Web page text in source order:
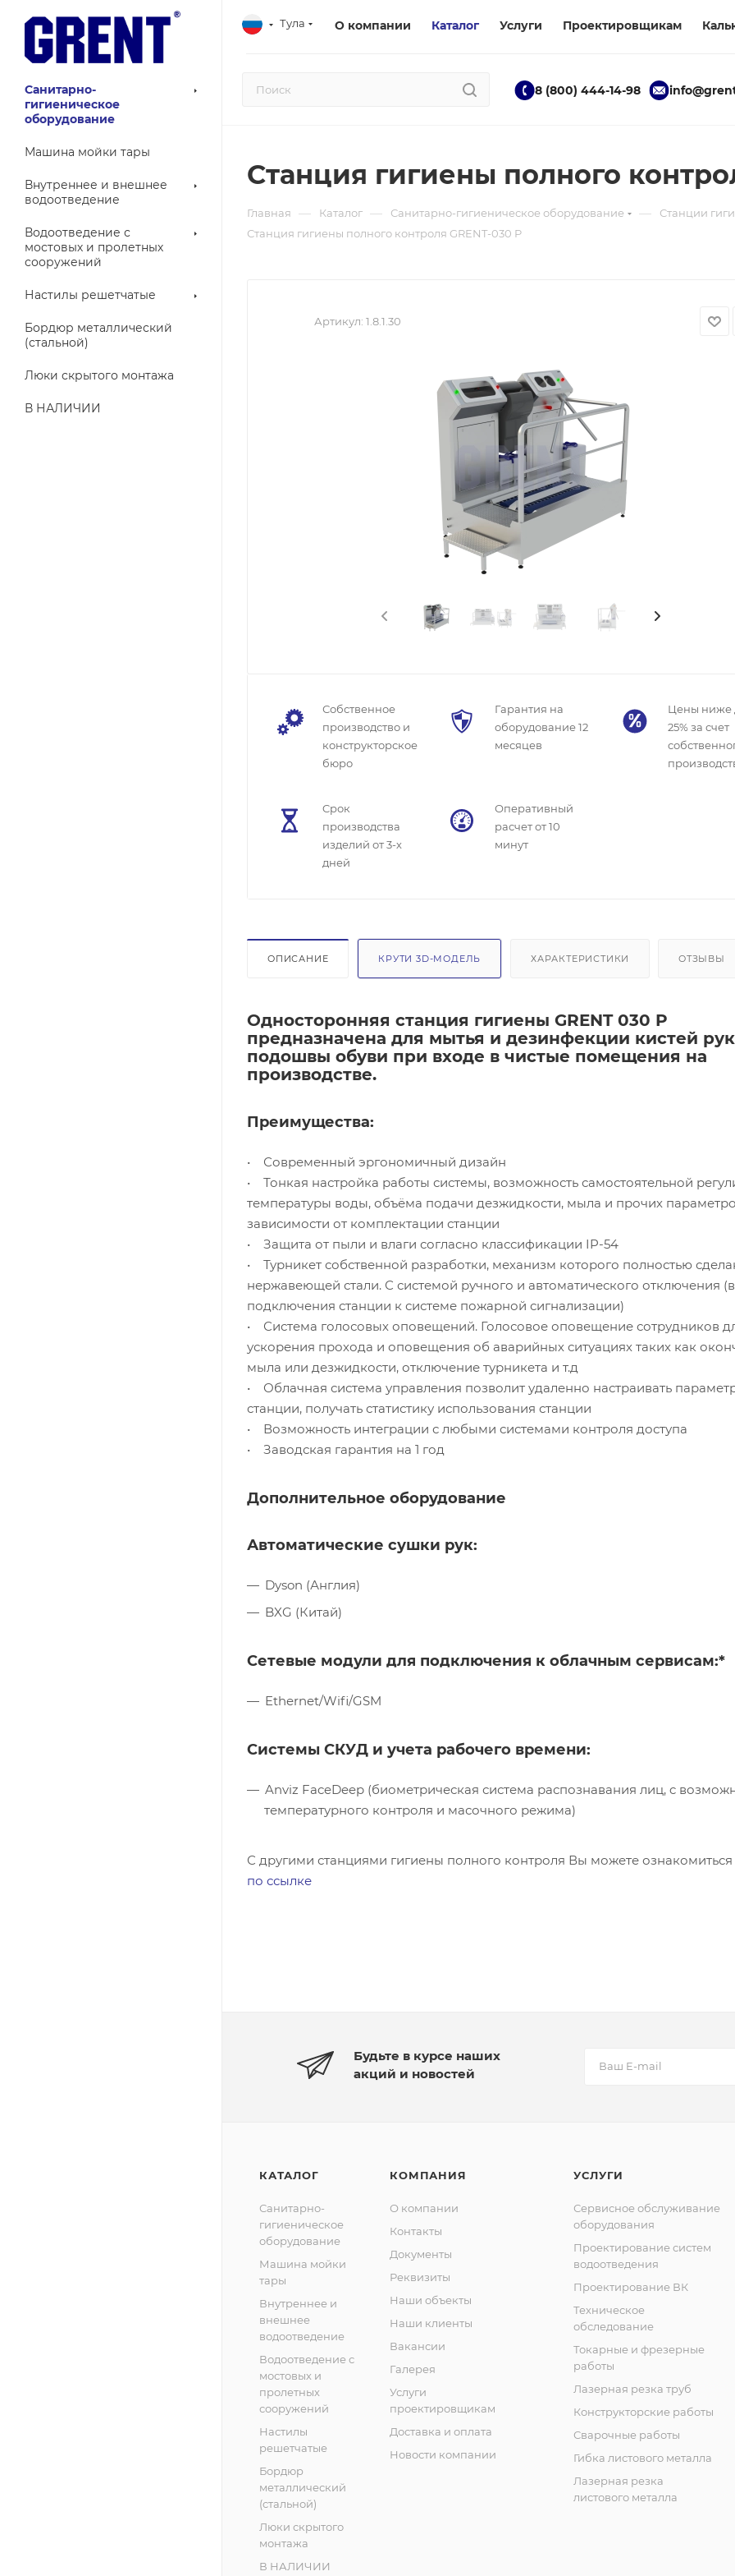
Тула О компании Каталог Услуги Проектировщикам
8 (800) 444-14-98
Санитарно-
гигиеническое
оборудование
Машина мойки тары
Внутреннее и внешнее
водоотведение
Водоотведение с
мостовых и пролетных
сооружений
Настилы решетчатые
Бордюр металлический
(стальной)
Люки скрытого монтажа
В НАЛИЧИИ
Станция гигиены полного
Главная — Каталог — Санитарно-гигиеническое оборудование — Станции
Станция гигиены полного контроля GRENT-030 P
Артикул: 1.8.1.30
Собственное
производство и
конструкторское
бюро
Гарантия на
оборудование 12
месяцев
Цены ниже
25% за счет
Cрок
производства
изделий от 3-х
дней
Оперативный
расчет от 10
минут
ОПИСАНИЕ КРУТИ 3D-МОДЕЛЬ ХАРАКТЕРИСТИКИ ОТЗЫВЫ
Односторонняя станция гигиены GRENT 030 P
предназначена для мытья и дезинфекции кистей
подошвы обуви при входе в чистые помещения на
производстве.
Преимущества:
• Современный эргономичный дизайн
• Тонкая настройка работы системы, возможность самостоятельной
температуры воды, объёма подачи дезжидкости, мыла и прочих
зависимости от комплектации станции
• Защита от пыли и влаги согласно классификации IP-54
• Турникет собственной разработки, механизм которого полностью
нержавеющей стали. С системой ручного и автоматического отключения
подключения станции к системе пожарной сигнализации)
• Система голосовых оповещений. Голосовое оповещение сотрудников
ускорения прохода и оповещения об аварийных ситуациях таких как
мыла или дезжидкости, отключение турникета и т.д
• Облачная система управления позволит удаленно настраивать
станции, получать статистику использования станции
• Возможность интеграции с любыми системами контроля доступа
• Заводская гарантия на 1 год
Дополнительное оборудование
Автоматические сушки рук:
Dyson (Англия)
BXG (Китай)
Сетевые модули для подключения к облачным сервисам:*
Ethernet/Wifi/GSM
Системы СКУД и учета рабочего времени:
Anviz FaceDeep (биометрическая система распознавания лиц, c
температурного контроля и масочного режима)
С другими станциями гигиены полного контроля Вы можете
по ссылке
Будьте в курсе наших
акций и новостей
КАТАЛОГ
Санитарно-
гигиеническое
оборудование
Машина мойки
тары
Внутреннее и
внешнее
водоотведение
Водоотведение с
мостовых и
пролетных
сооружений
Настилы
решетчатые
Бордюр
металлический
(стальной)
Люки скрытого
монтажа
В НАЛИЧИИ
КОМПАНИЯ
О компании
Контакты
Документы
Реквизиты
Наши объекты
Наши клиенты
Вакансии
Галерея
Услуги
проектировщикам
Доставка и оплата
Новости компании
УСЛУГИ
Сервисное обслуживание
оборудования
Проектирование систем
водоотведения
Проектирование ВК
Техническое
обследование
Токарные и фрезерные
работы
Лазерная резка труб
Конструкторские работы
Сварочные работы
Гибка листового металла
Лазерная резка
листового металла